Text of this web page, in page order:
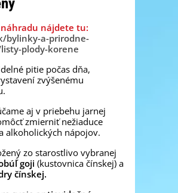
nájdete tu:
bylinky-a-prirodne-
plody-korene
pitie počas dňa,
zvýšenému
aj v priebehu jarnej
zmierniť nežiaduce
alkoholických nápojov.
zo starostlivo vybranej
goji (kustovnica čínskej) a
čínskej.